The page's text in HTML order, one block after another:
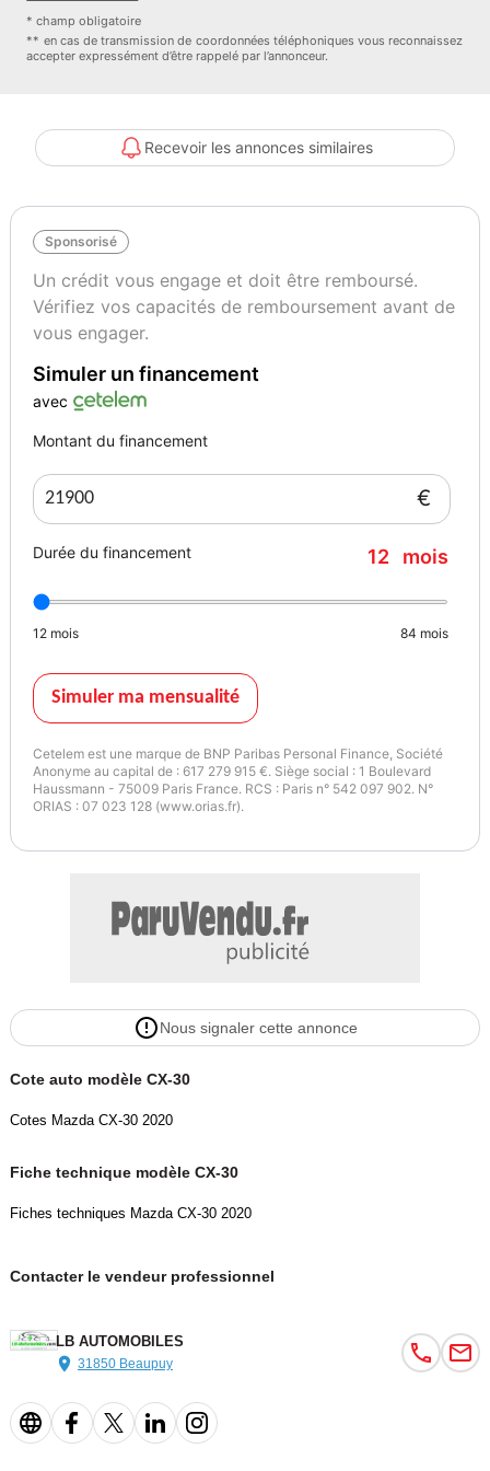
Principaux équipements :
- ABS
- Affichage tête haute
- Direction assistée
- Fermeture centralisée
- Isofix
- Jantes alliage
- Phare antibrouillard
- Tuner/radio
- Véhicule non-fumeur
- Vitres électriques
- Volant multifonction
- Nombre de places : 5
Equipements :
Couleur
Puissance réelle
Vignette Crit’Air
* champ obligatoire
** en cas de transmission de coordonnées téléphoniques vous reconnaissez
accepter expressément d’être rappelé par l’annonceur.
Recevoir les annonces similaires
Sponsorisé
Un crédit vous engage et doit être remboursé.
Vérifiez vos capacités de remboursement avant de
vous engager.
Simuler un financement
avec
Montant du financement
€
Durée du financement 12 mois
12 mois 84 mois
Simuler ma mensualité
Cetelem est une marque de BNP Paribas Personal Finance, Société
Anonyme au capital de : 617 279 915 €. Siège social : 1 Boulevard
Haussmann - 75009 Paris France. RCS : Paris n° 542 097 902. N°
ORIAS : 07 023 128 (www.orias.fr).
Nous signaler cette annonce
Cote auto modèle CX-30
Cotes Mazda CX-30 2020
Fiche technique modèle CX-30
Fiches techniques Mazda CX-30 2020
Contacter le vendeur professionnel
LB AUTOMOBILES
31850 Beaupuy